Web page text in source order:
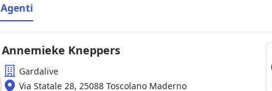
Agenti
Annemieke Kneppers
Gardalive
Via Statale 28, 25088 Toscolano Maderno